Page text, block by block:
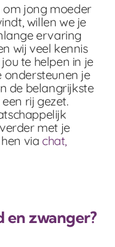
om jong moeder
willen we je
ervaring
wij veel kennis
te helpen in je
ondersteunen je
de belangrijkste
rij gezet.
met je
via chat,
en zwanger?